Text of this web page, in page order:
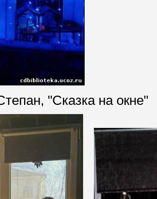
"Сказка на окне"